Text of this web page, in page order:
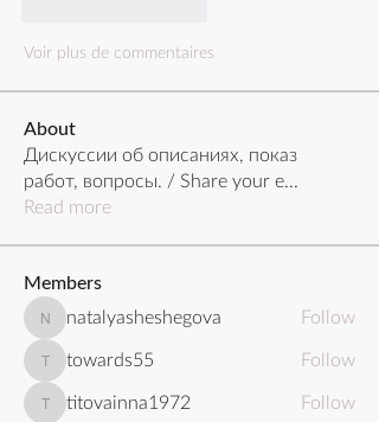
Voir plus de commentaires
About
Дискуссии об описаниях, показ
работ, вопросы. / Share your e...
Read more
Members
natalyasheshegova
natalyasheshegova Follow
towards55
towards55 Follow
titovainna1972
titovainna1972 Follow